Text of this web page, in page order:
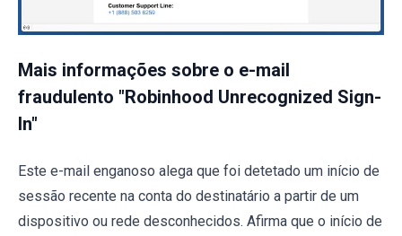
Mais informações sobre o e-mail
fraudulento "Robinhood Unrecognized Sign-
In"
Este e-mail enganoso alega que foi detetado um início de
sessão recente na conta do destinatário a partir de um
dispositivo ou rede desconhecidos. Afirma que o início de